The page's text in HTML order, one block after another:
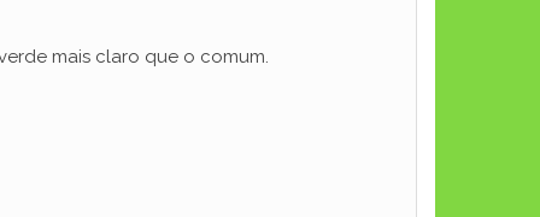
mais claro que o comum.